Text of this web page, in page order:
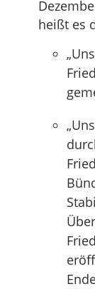
heißt es